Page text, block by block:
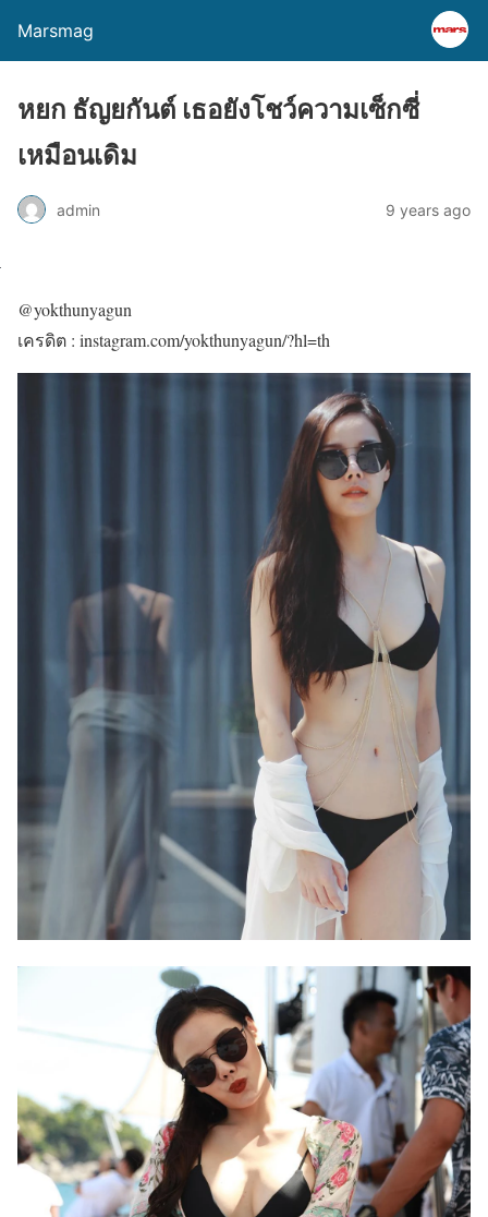
Marsmag
หยก ธัญยกันต์ เธอยังโชว์ความเซ็กซี่
เหมือนเดิม
admin 9 years ago
@yokthunyagun
เครดิต : instagram.com/yokthunyagun/?hl=th